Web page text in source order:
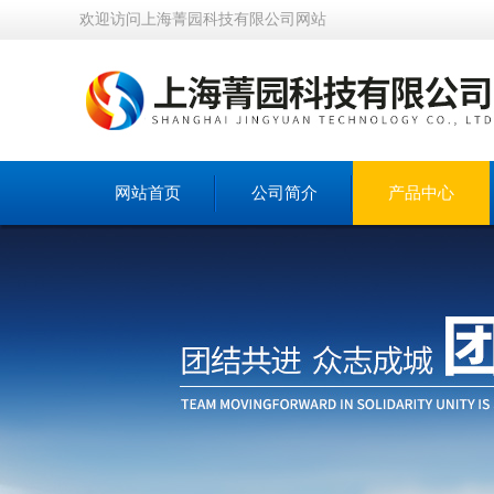
欢迎访问上海菁园科技有限公司网站
网站首页 公司简介 产品中心